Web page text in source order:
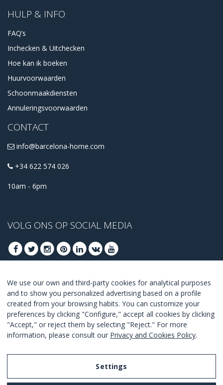
HULP & INFO
FAQ’s
Inchecken & Uitchecken
Hoe kan ik boeken
Huurvoorwaarden
Schoonmaakdiensten
Annuleringsvoorwaarden
CONTACT
info@barcelona-home.com
+34 622 574 026
10am - 6pm
VOLG ONS OP SOCIAL MEDIA
MELD U AAN VOOR ONZE BESTE DEALS
AANMELDEN
Ik ga akkoord met devoorwaarden en condities.
We use our own and third-party cookies for analytical purposes
and to show you personalized advertising based on a profile
created from your browsing habits. You can customize your
preferences by clicking "Configure," accept all cookies by clicking
"Accept," or reject them by selecting "Reject." For more
information, please consult our Privacy and Cookies Policy.
Settings
Legal Notice